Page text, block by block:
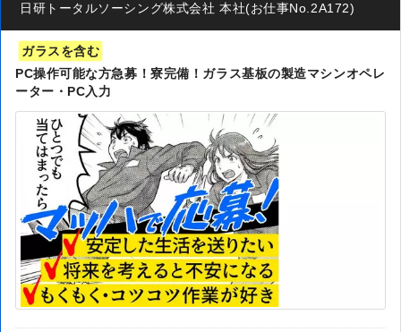
日研トータルソーシング株式会社 本社(お仕事No.2A172)
ガラスを含む
PC操作可能な方急募！寮完備！ガラス基板の製造マシンオペレ
ーター・PC入力